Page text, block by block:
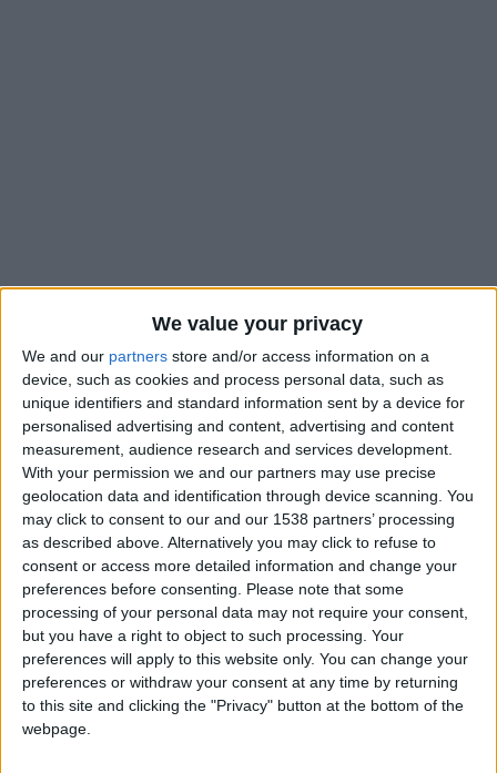
We value your privacy
We and our partners store and/or access information on a
device, such as cookies and process personal data, such as
unique identifiers and standard information sent by a device for
personalised advertising and content, advertising and content
measurement, audience research and services development.
With your permission we and our partners may use precise
geolocation data and identification through device scanning. You
may click to consent to our and our 1538 partners’ processing
as described above. Alternatively you may click to refuse to
consent or access more detailed information and change your
preferences before consenting.
Please note that some
processing of your personal data may not require your consent,
but you have a right to object to such processing. Your
preferences will apply to this website only. You can change your
preferences or withdraw your consent at any time by returning
to this site and clicking the "Privacy" button at the bottom of the
webpage.
La saison des U17 de Manu Dos Santos n’est pas encore
terminée. Après leur victoire contre le Cavigal dimanche (5-1)
lors de la 26e et dernière journée de championnat, les
Monégasques ont récupéré la deuxième place de la poule D
et obtenu leur ticket pour la phase finale. Comme l’a annoncé
la FFF sur son site internet, les Rouge et Blanc font partie des
deux meilleurs deuxièmes des six poules, avec Lille,
déterminés par leurs résultats contre les cinq autres
meilleures équipes de leur propre groupe.
En quarts de finale, les Monégasques seront opposés à
Strasbourg, qui est sorti vainqueur de la poule C. La rencontre
se tiendra à Strasbourg ce dimanche (15h).